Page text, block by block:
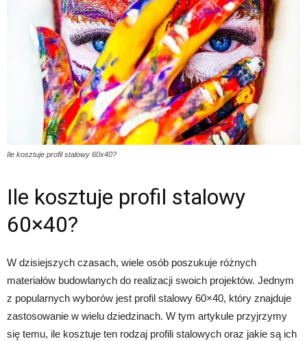
Ile kosztuje profil stalowy 60x40?
Ile kosztuje profil stalowy
60×40?
W dzisiejszych czasach, wiele osób poszukuje różnych
materiałów budowlanych do realizacji swoich projektów. Jednym
z popularnych wyborów jest profil stalowy 60×40, który znajduje
zastosowanie w wielu dziedzinach. W tym artykule przyjrzymy
się temu, ile kosztuje ten rodzaj profili stalowych oraz jakie są ich